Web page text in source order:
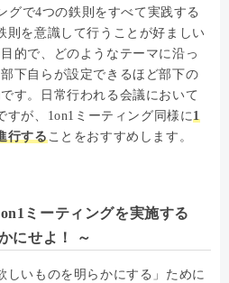
グで4つの鉄則をすべて実践する
則を意識して行うことが好ましい
的で、どのようなテーマに沿っ
下自らが設定できるほど部下の
す。日常行われる会議において
すが、1on1ミーティング同様に1
行することをおすすめします。
ミーティングを実施する
にせよ！ ～
しいものを明らかにする」ために